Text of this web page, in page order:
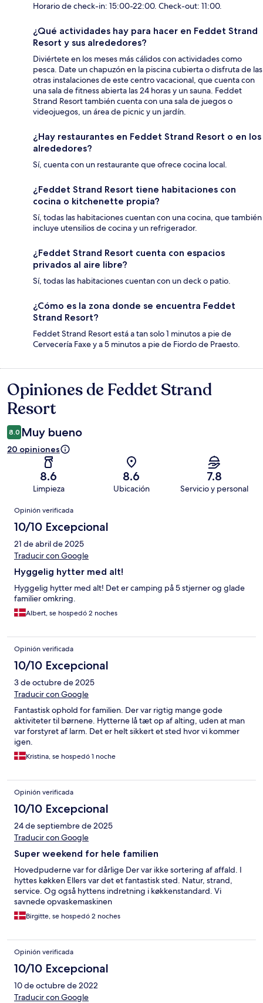
Horario de check-in: 15:00-22:00. Check-out: 11:00.
¿Qué actividades hay para hacer en Feddet Strand
Resort y sus alrededores?
Diviértete en los meses más cálidos con actividades como
pesca. Date un chapuzón en la piscina cubierta o disfruta de las
otras instalaciones de este centro vacacional, que cuenta con
una sala de fitness abierta las 24 horas y un sauna. Feddet
Strand Resort también cuenta con una sala de juegos o
videojuegos, un área de picnic y un jardín.
¿Hay restaurantes en Feddet Strand Resort o en los
alrededores?
Sí, cuenta con un restaurante que ofrece cocina local.
¿Feddet Strand Resort tiene habitaciones con
cocina o kitchenette propia?
Sí, todas las habitaciones cuentan con una cocina, que también
incluye utensilios de cocina y un refrigerador.
¿Feddet Strand Resort cuenta con espacios
privados al aire libre?
Sí, todas las habitaciones cuentan con un deck o patio.
¿Cómo es la zona donde se encuentra Feddet
Strand Resort?
Feddet Strand Resort está a tan solo 1 minutos a pie de
Cervecería Faxe y a 5 minutos a pie de Fiordo de Praesto.
Opiniones
Opiniones de Feddet Strand
Resort
8.0 Muy bueno
20 opiniones
8.6
Limpieza
8.6
Ubicación
7.8
Servicio y personal
Opiniones
Opinión verificada
10/10 Excepcional
21 de abril de 2025
Traducir con Google
Hyggelig hytter med alt!
Hyggelig hytter med alt! Det er camping på 5 stjerner og glade
familier omkring.
Albert, se hospedó 2 noches
Opinión verificada
10/10 Excepcional
3 de octubre de 2025
Traducir con Google
Fantastisk ophold for familien. Der var rigtig mange gode
aktiviteter til børnene. Hytterne lå tæt op af alting, uden at man
var forstyret af larm. Det er helt sikkert et sted hvor vi kommer
igen.
Kristina, se hospedó 1 noche
Opinión verificada
10/10 Excepcional
24 de septiembre de 2025
Traducir con Google
Super weekend for hele familien
Hovedpuderne var for dårlige Der var ikke sortering af affald. I
hyttes køkken Ellers var det et fantastisk sted. Natur, strand,
service. Og også hyttens indretning i køkkenstandard. Vi
savnede opvaskemaskinen
Birgitte, se hospedó 2 noches
Opinión verificada
10/10 Excepcional
10 de octubre de 2022
Traducir con Google